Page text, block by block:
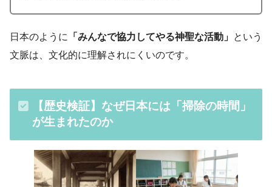
日本のように 「みんなで協力してやる神聖な活動」 という
文脈は、文化的に理解されにくいのです。
【歴史検証】なぜ日本には「掃除の時間」
が生まれたのか